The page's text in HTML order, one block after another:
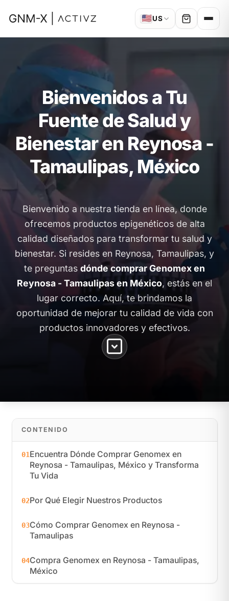
🇺🇸US
Bienvenidos a Tu
Fuente de Salud y
Bienestar en Reynosa -
Tamaulipas, México
Bienvenido a nuestra tienda en línea, donde
ofrecemos productos epigenéticos de alta
calidad diseñados para transformar tu salud y
bienestar. Si resides en Reynosa, Tamaulipas, y
te preguntas dónde comprar Genomex en
Reynosa - Tamaulipas en México, estás en el
lugar correcto. Aquí, te brindamos la
oportunidad de mejorar tu calidad de vida con
productos innovadores y efectivos.
CONTENIDO
01Encuentra Dónde Comprar Genomex en
Reynosa - Tamaulipas, México y Transforma
Tu Vida
02Por Qué Elegir Nuestros Productos
03Cómo Comprar Genomex en Reynosa -
Tamaulipas
04Compra Genomex en Reynosa - Tamaulipas,
México